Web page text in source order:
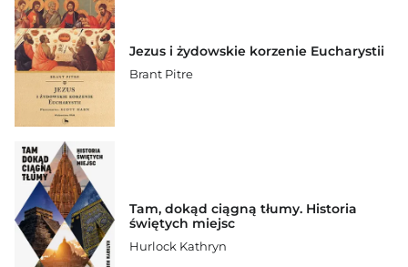
Jezus i żydowskie korzenie Eucharystii
Brant Pitre
Tam, dokąd ciągną tłumy. Historia
świętych miejsc
Hurlock Kathryn